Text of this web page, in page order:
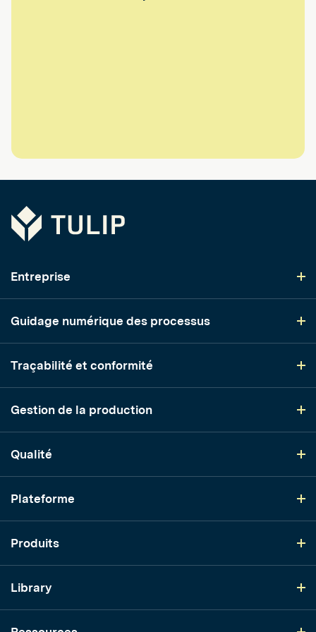
Tulip
Entreprise
Guidage numérique des processus
Traçabilité et conformité
Gestion de la production
Qualité
Plateforme
Produits
Library